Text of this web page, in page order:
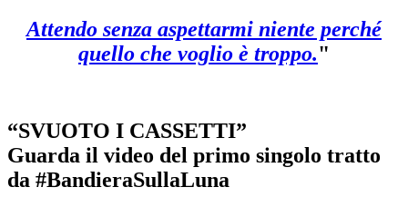
Attendo senza aspettarmi niente perché
quello che voglio è troppo."
“SVUOTO I CASSETTI”
Guarda il video del primo singolo tratto
da #BandieraSullaLuna